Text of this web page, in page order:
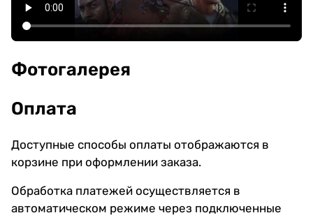
Фотогалерея
Оплата
Доступные способы оплаты отображаются в
корзине при оформлении заказа.
Обработка платежей осуществляется в
автоматическом режиме через подключенные